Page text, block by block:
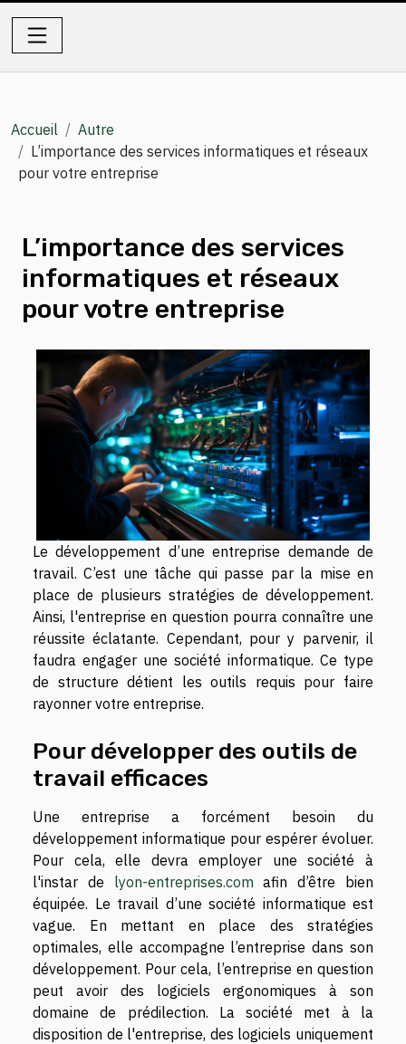
Accueil
Autre
L’importance des services informatiques et réseaux
pour votre entreprise
L’importance des services
informatiques et réseaux
pour votre entreprise
Le développement d’une entreprise demande de
travail. C’est une tâche qui passe par la mise en
place de plusieurs stratégies de développement.
Ainsi, l'entreprise en question pourra connaître une
réussite éclatante. Cependant, pour y parvenir, il
faudra engager une société informatique. Ce type
de structure détient les outils requis pour faire
rayonner votre entreprise.
Pour développer des outils de
travail efficaces
Une entreprise a forcément besoin du
développement informatique pour espérer évoluer.
Pour cela, elle devra employer une société à
l'instar de lyon-entreprises.com afin d’être bien
équipée. Le travail d’une société informatique est
vague. En mettant en place des stratégies
optimales, elle accompagne l’entreprise dans son
développement. Pour cela, l’entreprise en question
peut avoir des logiciels ergonomiques à son
domaine de prédilection. La société met à la
disposition de l'entreprise, des logiciels uniquement